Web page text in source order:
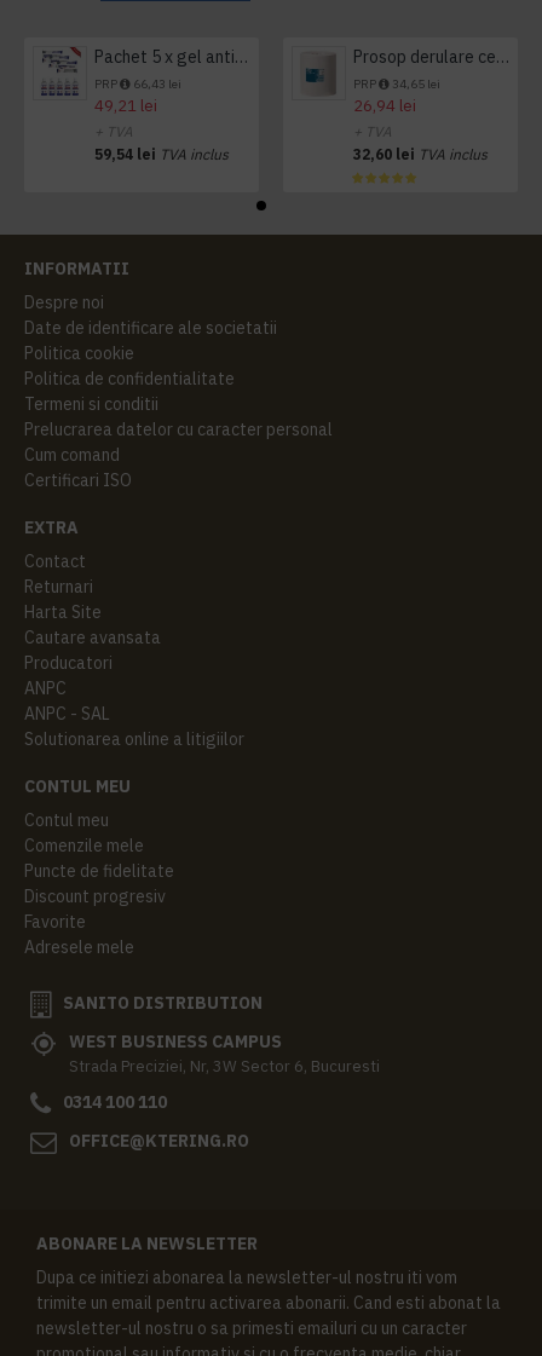
Pachet 5 x gel antibacterian 50ml si 3 x Servetele antibacteriene 48 buc Hygienium
PRP 66,43 lei
49,21 lei
+ TVA
59,54 lei TVA inclus
Prosop derulare centrala 1 pliu, 300 m Tork
PRP 34,65 lei
26,94 lei
+ TVA
32,60 lei TVA inclus
INFORMATII
Despre noi
Date de identificare ale societatii
Politica cookie
Politica de confidentialitate
Termeni si conditii
Prelucrarea datelor cu caracter personal
Cum comand
Certificari ISO
EXTRA
Contact
Returnari
Harta Site
Cautare avansata
Producatori
ANPC
ANPC - SAL
Solutionarea online a litigiilor
CONTUL MEU
Contul meu
Comenzile mele
Puncte de fidelitate
Discount progresiv
Favorite
Adresele mele
SANITO DISTRIBUTION
WEST BUSINESS CAMPUS
Strada Preciziei, Nr, 3W Sector 6, Bucuresti
0314 100 110
OFFICE@KTERING.RO
ABONARE LA NEWSLETTER
Dupa ce initiezi abonarea la newsletter-ul nostru iti vom
trimite un email pentru activarea abonarii. Cand esti abonat la
newsletter-ul nostru o sa primesti emailuri cu un caracter